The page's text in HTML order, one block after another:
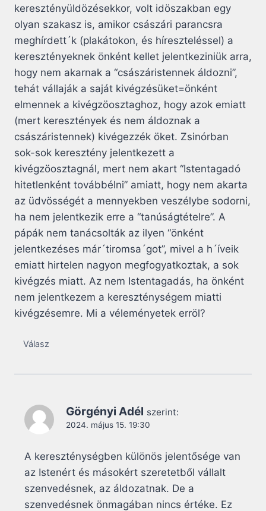
keresztényüldözésekkor, volt idöszakban egy
olyan szakasz is, amikor császári parancsra
meghírdett´k (plakátokon, és híreszteléssel) a
keresztényeknek önként kellet jelentkeziniük arra,
hogy nem akarnak a “császáristennek áldozni”,
tehát vállaják a saját kivégzésüket=önként
elmennek a kivégzöosztaghoz, hogy azok emiatt
(mert keresztények és nem áldoznak a
császáristennek) kivégezzék öket. Zsinórban
sok-sok keresztény jelentkezett a
kivégzöosztagnál, mert nem akart “Istentagadó
hitetlenként továbbélni” amiatt, hogy nem akarta
az üdvösségét a mennyekben veszélybe sodorni,
ha nem jelentkezik erre a “tanúságtételre”. A
pápák nem tanácsolták az ilyen “önként
jelentkezéses már´tiromsa´got”, mivel a h´íveik
emiatt hirtelen nagyon megfogyatkoztak, a sok
kivégzés miatt. Az nem Istentagadás, ha önként
nem jelentkezem a kereszténységem miatti
kivégzésemre. Mi a véleményetek erröl?
Válasz
Görgényi Adél szerint:
2024. május 15. 19:30
A kereszténységben különös jelentősége van
az Istenért és másokért szeretetből vállalt
szenvedésnek, az áldozatnak. De a
szenvedésnek önmagában nincs értéke. Ez